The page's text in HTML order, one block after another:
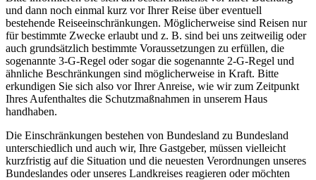
und dann noch einmal kurz vor Ihrer Reise über eventuell
bestehende Reiseeinschränkungen. Möglicherweise sind Reisen nur
für bestimmte Zwecke erlaubt und z. B. sind bei uns zeitweilig oder
auch grundsätzlich bestimmte Voraussetzungen zu erfüllen, die
sogenannte 3-G-Regel oder sogar die sogenannte 2-G-Regel und
ähnliche Beschränkungen sind möglicherweise in Kraft. Bitte
erkundigen Sie sich also vor Ihrer Anreise, wie wir zum Zeitpunkt
Ihres Aufenthaltes die Schutzmaßnahmen in unserem Haus
handhaben.
Die Einschränkungen bestehen von Bundesland zu Bundesland
unterschiedlich und auch wir, Ihre Gastgeber, müssen vielleicht
kurzfristig auf die Situation und die neuesten Verordnungen unseres
Bundeslandes oder unseres Landkreises reagieren oder möchten